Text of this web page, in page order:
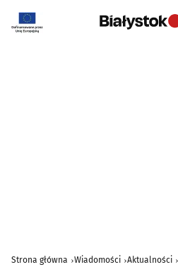
Strona główna Wiadomości Aktualności